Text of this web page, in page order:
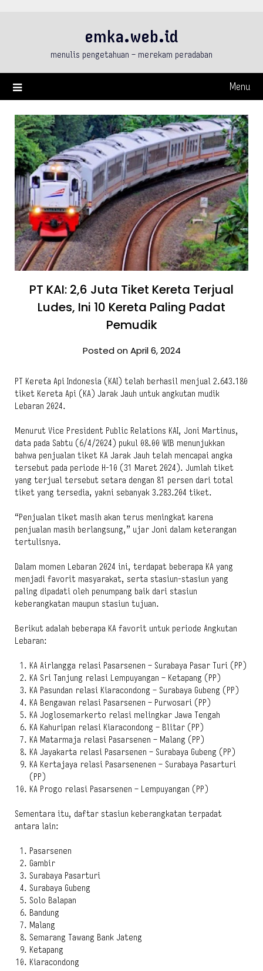
emka.web.id
menulis pengetahuan – merekam peradaban
Menu
PT KAI: 2,6 Juta Tiket Kereta Terjual
Ludes, Ini 10 Kereta Paling Padat
Pemudik
Posted on April 6, 2024
PT Kereta Api Indonesia (KAI) telah berhasil menjual 2.643.180
tiket Kereta Api (KA) Jarak Jauh untuk angkutan mudik
Lebaran 2024.
Menurut Vice President Public Relations KAI, Joni Martinus,
data pada Sabtu (6/4/2024) pukul 08.00 WIB menunjukkan
bahwa penjualan tiket KA Jarak Jauh telah mencapai angka
tersebut pada periode H-10 (31 Maret 2024). Jumlah tiket
yang terjual tersebut setara dengan 81 persen dari total
tiket yang tersedia, yakni sebanyak 3.283.204 tiket.
“Penjualan tiket masih akan terus meningkat karena
penjualan masih berlangsung,” ujar Joni dalam keterangan
tertulisnya.
Dalam momen Lebaran 2024 ini, terdapat beberapa KA yang
menjadi favorit masyarakat, serta stasiun-stasiun yang
paling dipadati oleh penumpang baik dari stasiun
keberangkatan maupun stasiun tujuan.
Berikut adalah beberapa KA favorit untuk periode Angkutan
Lebaran:
KA Airlangga relasi Pasarsenen – Surabaya Pasar Turi (PP)
KA Sri Tanjung relasi Lempuyangan – Ketapang (PP)
KA Pasundan relasi Kiaracondong – Surabaya Gubeng (PP)
KA Bengawan relasi Pasarsenen – Purwosari (PP)
KA Joglosemarkerto relasi melingkar Jawa Tengah
KA Kahuripan relasi Kiaracondong – Blitar (PP)
KA Matarmaja relasi Pasarsenen – Malang (PP)
KA Jayakarta relasi Pasarsenen – Surabaya Gubeng (PP)
KA Kertajaya relasi Pasarsenenen – Surabaya Pasarturi
(PP)
KA Progo relasi Pasarsenen – Lempuyangan (PP)
Sementara itu, daftar stasiun keberangkatan terpadat
antara lain:
Pasarsenen
Gambir
Surabaya Pasarturi
Surabaya Gubeng
Solo Balapan
Bandung
Malang
Semarang Tawang Bank Jateng
Ketapang
Kiaracondong